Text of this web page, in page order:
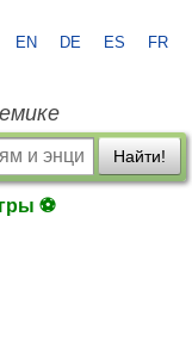
EN DE ES FR
Найти!
⚽